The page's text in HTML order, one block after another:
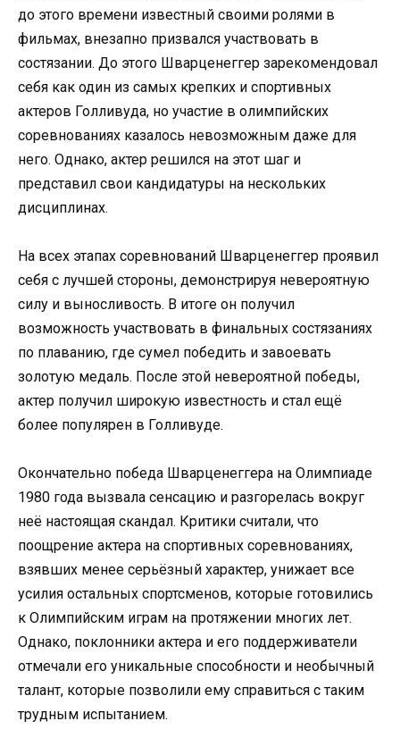
до этого времени известный своими ролями в
фильмах, внезапно призвался участвовать в
состязании. До этого Шварценеггер зарекомендовал
себя как один из самых крепких и спортивных
актеров Голливуда, но участие в олимпийских
соревнованиях казалось невозможным даже для
него. Однако, актер решился на этот шаг и
представил свои кандидатуры на нескольких
дисциплинах.
На всех этапах соревнований Шварценеггер проявил
себя с лучшей стороны, демонстрируя невероятную
силу и выносливость. В итоге он получил
возможность участвовать в финальных состязаниях
по плаванию, где сумел победить и завоевать
золотую медаль. После этой невероятной победы,
актер получил широкую известность и стал ещё
более популярен в Голливуде.
Окончательно победа Шварценеггера на Олимпиаде
1980 года вызвала сенсацию и разгорелась вокруг
неё настоящая скандал. Критики считали, что
поощрение актера на спортивных соревнованиях,
взявших менее серьёзный характер, унижает все
усилия остальных спортсменов, которые готовились
к Олимпийским играм на протяжении многих лет.
Однако, поклонники актера и его поддерживатели
отмечали его уникальные способности и необычный
талант, которые позволили ему справиться с таким
трудным испытанием.